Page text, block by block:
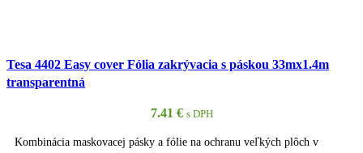
Tesa 4402 Easy cover Fólia zakrývacia s páskou 33mx1.4m
transparentná
7.41 € s DPH
Kombinácia maskovacej pásky a fólie na ochranu veľkých plôch v